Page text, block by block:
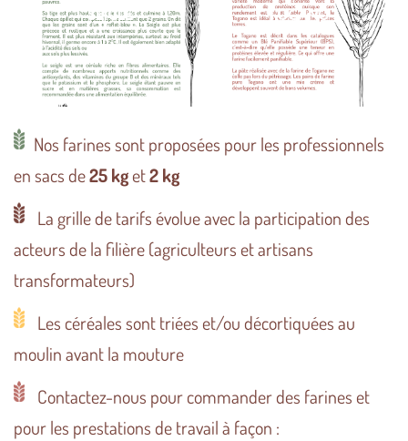
SEIGLE TOGANO
Nos farines sont proposées pour les professionnels
en sacs de25 kget2 kg
La grille de tarifs évolue avec la participation des
acteurs de la filière (agriculteurs et artisans
transformateurs)
Les céréales sont triées et/ou décortiquées au
moulin avant la mouture
Contactez-nous pour commander des farines et
pour les prestations de travail à façon :